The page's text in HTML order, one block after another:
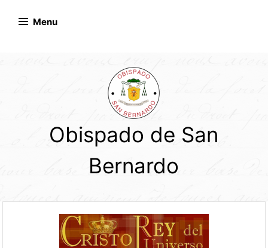
Menu
Obispado de San
Bernardo